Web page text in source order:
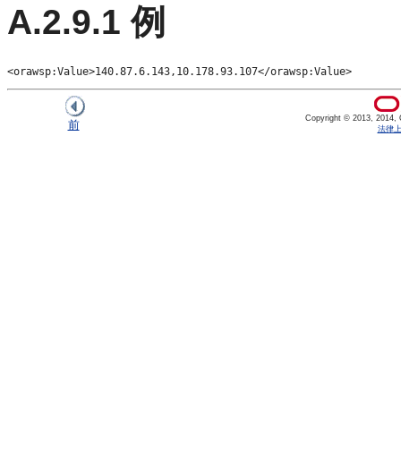
A.2.9.1 例
前
Copyright © 2013, 2014,
法律